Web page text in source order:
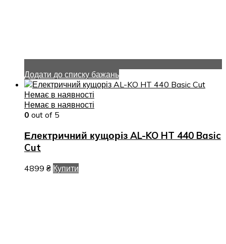
Додати до списку бажань
Немає в наявності
Немає в наявності
0 out of 5
Електричний кущоріз AL-KO HT 440 Basic
Cut
4899 ₴ Купити